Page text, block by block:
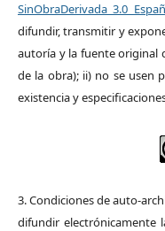
SinObraDerivada 3.0
difundir, transmitir y
autoría y la fuente original
de la obra); ii) no se usen
existencia y
3. Condiciones de auto-
difundir electrónicamente